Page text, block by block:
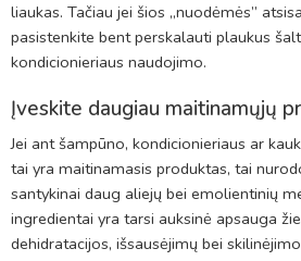
liaukas. Tačiau jei šios ,,nuodėmės”
pasistenkite bent perskalauti plaukus
kondicionieriaus naudojimo.
Įveskite daugiau maitinamųjų
Jei ant šampūno, kondicionieriaus ar
tai yra maitinamasis produktas, tai
santykinai daug aliejų bei emolientinių
ingredientai yra tarsi auksinė apsauga
dehidratacijos, išsausėjimų bei